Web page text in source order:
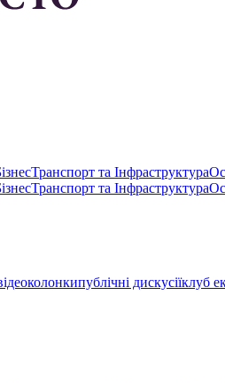
Транспорт та Інфраструктура
Транспорт та Інфраструктура
колонкипублічні дискусіїклуб